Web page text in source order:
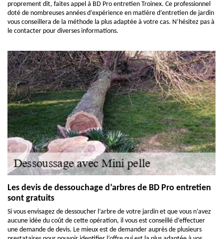
proprement dit, faites appel à BD Pro entretien Troinex. Ce professionnel
doté de nombreuses années d’expérience en matière d’entretien de jardin
vous conseillera de la méthode la plus adaptée à votre cas. N’hésitez pas à
le contacter pour diverses informations.
Les devis de dessouchage d’arbres de BD Pro entretien
sont gratuits
Si vous envisagez de dessoucher l’arbre de votre jardin et que vous n’avez
aucune idée du coût de cette opération, il vous est conseillé d’effectuer
une demande de devis. Le mieux est de demander auprès de plusieurs